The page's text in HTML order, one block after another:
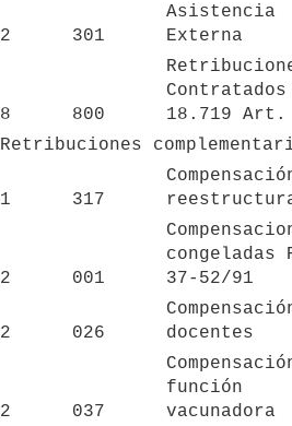
2 301
Asistencia
Externa
8 800
18.719 Art.
Retribuciones
1 317
2 001
congeladas
37-52/91
2 026
docentes
2 037
función
vacunadora